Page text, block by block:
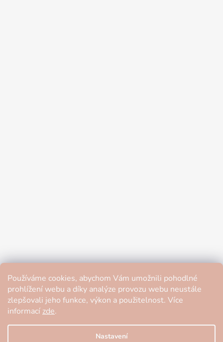
Používáme cookies, abychom Vám umožnili pohodlné
prohlížení webu a díky analýze provozu webu neustále
zlepšovali jeho funkce, výkon a použitelnost. Více
informací zde.
Nastavení